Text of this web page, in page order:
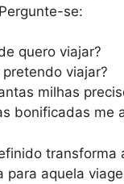
se:
quero viajar?
viajar?
milhas
bonificadas me
transforma
para aquela